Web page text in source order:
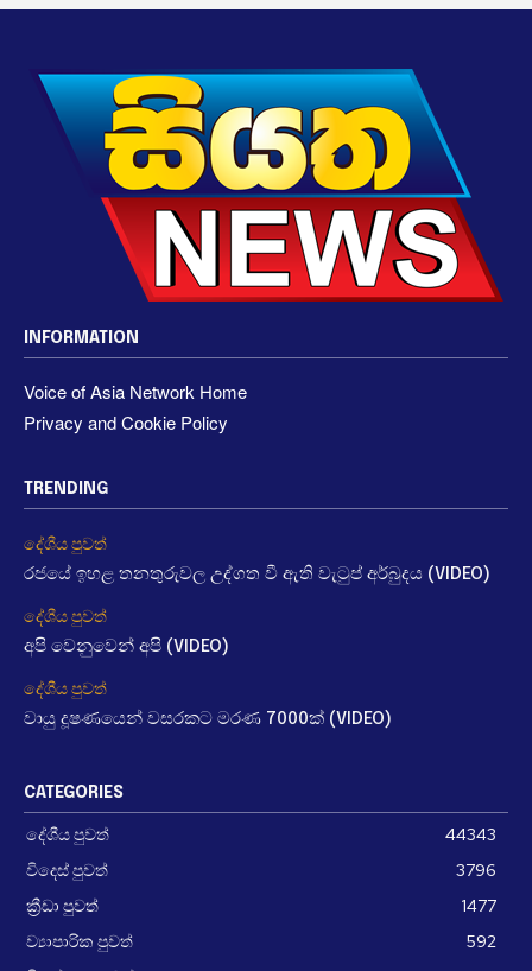
INFORMATION
Voice of Asia Network Home
Privacy and Cookie Policy
TRENDING
දේශීය පුවත්
රජයේ ඉහළ තනතුරුවල උද්ගත වී ඇති වැටුප් අර්බුදය (VIDEO)
දේශීය පුවත්
අපි වෙනුවෙන් අපි (VIDEO)
දේශීය පුවත්
වායු දූෂණයෙන් වසරකට මරණ 7000ක් (VIDEO)
CATEGORIES
දේශීය පුවත්
44343
විදෙස් පුවත්
3796
ක්‍රීඩා පුවත්
1477
ව්‍යාපාරික පුවත්
592